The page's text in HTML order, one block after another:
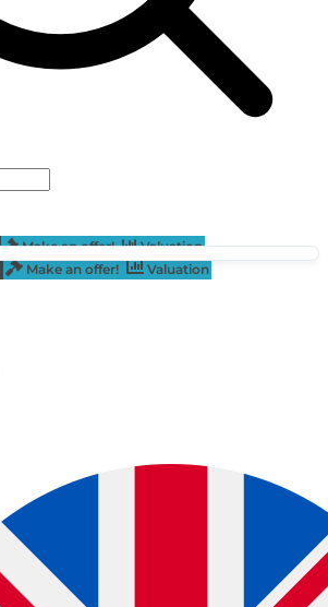
Make an offer!
Valuation
Make an offer! Valuation